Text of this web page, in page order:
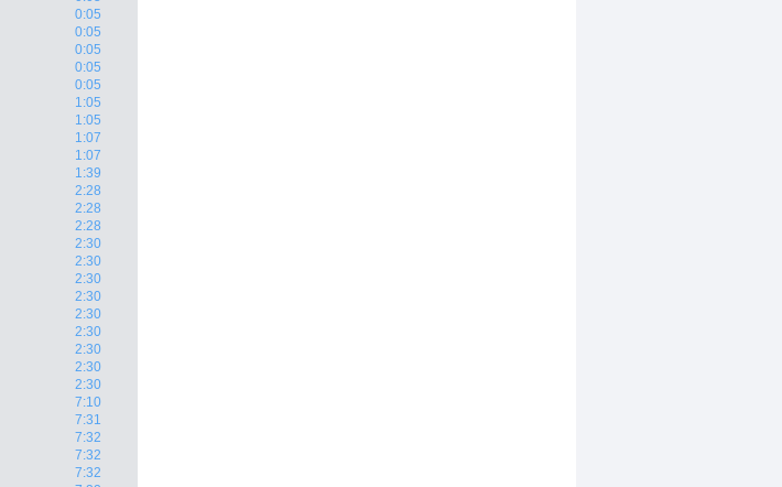
0:05
0:05
0:05
0:05
0:05
1:05
1:05
1:07
1:07
1:39
2:28
2:28
2:28
2:30
2:30
2:30
2:30
2:30
2:30
2:30
2:30
2:30
7:10
7:31
7:32
7:32
7:32